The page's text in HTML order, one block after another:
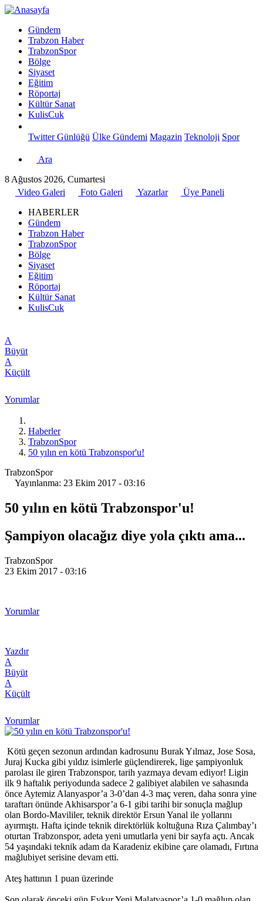
Gündem
Trabzon Haber
TrabzonSpor
Bölge
Siyaset
Eğitim
Röportaj
Kültür Sanat
KulisCuk
Twitter Günlüğü Ülke Gündemi Magazin Teknoloji Spor
Ara
8 Ağustos 2026, Cumartesi
Video Galeri
Foto Galeri Yazarlar
Üye Paneli
HABERLER
Gündem
Trabzon Haber
TrabzonSpor
Bölge
Siyaset
Eğitim
Röportaj
Kültür Sanat
KulisCuk
A
Büyüt
A
Küçült
Yorumlar
Haberler
TrabzonSpor
50 yılın en kötü Trabzonspor'u!
TrabzonSpor
Yayınlanma: 23 Ekim 2017 - 03:16
50 yılın en kötü Trabzonspor'u!
Şampiyon olacağız diye yola çıktı ama...
TrabzonSpor
23 Ekim 2017 - 03:16
Yorumlar
Yazdır
A
Büyüt
A
Küçült
Yorumlar
Kötü geçen sezonun ardından kadrosunu Burak Yılmaz, Jose Sosa,
Juraj Kucka gibi yıldız isimlerle güçlendirerek, lige şampiyonluk
parolası ile giren Trabzonspor, tarih yazmaya devam ediyor! Ligin
ilk 9 haftalık periyodunda sadece 2 galibiyet alabilen ve sahasında
önce Aytemiz Alanyaspor’a 3-0’dan 4-3 maç veren, daha sonra yine
taraftarı önünde Akhisarspor’a 6-1 gibi tarihi bir sonuçla mağlup
olan Bordo-Mavililer, teknik direktör Ersun Yanal ile yollarını
ayırmıştı. Hafta içinde teknik direktörlük koltuğuna Rıza Çalımbay’ı
oturtan Trabzonspor, adeta yeni umutlarla yeni bir sayfa açtı. Ancak
54 yaşındaki teknik adam da Karadeniz ekibine çare olamadı, Fırtına
mağlubiyet serisine devam etti.
Ateş hattının 1 puan üzerinde